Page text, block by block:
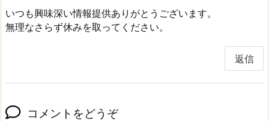
いつも興味深い情報提供ありがとうございます。
無理なさらず休みを取ってください。
返信
コメントをどうぞ